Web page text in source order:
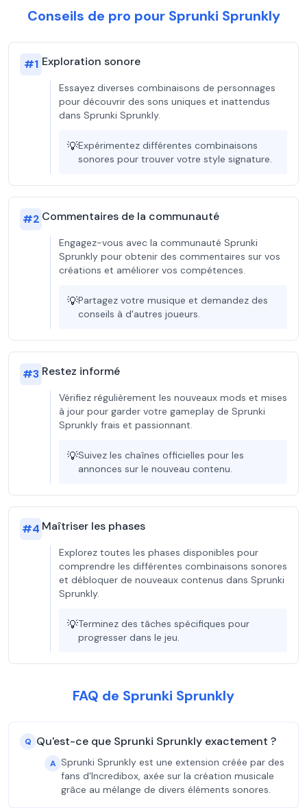
Conseils de pro pour Sprunki Sprunkly
#1 Exploration sonore
Essayez diverses combinaisons de personnages
pour découvrir des sons uniques et inattendus
dans Sprunki Sprunkly.
💡Expérimentez différentes combinaisons
sonores pour trouver votre style signature.
#2 Commentaires de la communauté
Engagez-vous avec la communauté Sprunki
Sprunkly pour obtenir des commentaires sur vos
créations et améliorer vos compétences.
💡Partagez votre musique et demandez des
conseils à d'autres joueurs.
#3 Restez informé
Vérifiez régulièrement les nouveaux mods et mises
à jour pour garder votre gameplay de Sprunki
Sprunkly frais et passionnant.
💡Suivez les chaînes officielles pour les
annonces sur le nouveau contenu.
#4 Maîtriser les phases
Explorez toutes les phases disponibles pour
comprendre les différentes combinaisons sonores
et débloquer de nouveaux contenus dans Sprunki
Sprunkly.
💡Terminez des tâches spécifiques pour
progresser dans le jeu.
FAQ de Sprunki Sprunkly
Q Qu'est-ce que Sprunki Sprunkly exactement ?
A Sprunki Sprunkly est une extension créée par des
fans d'Incredibox, axée sur la création musicale
grâce au mélange de divers éléments sonores.